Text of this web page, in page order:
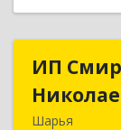
ИП
Шарья